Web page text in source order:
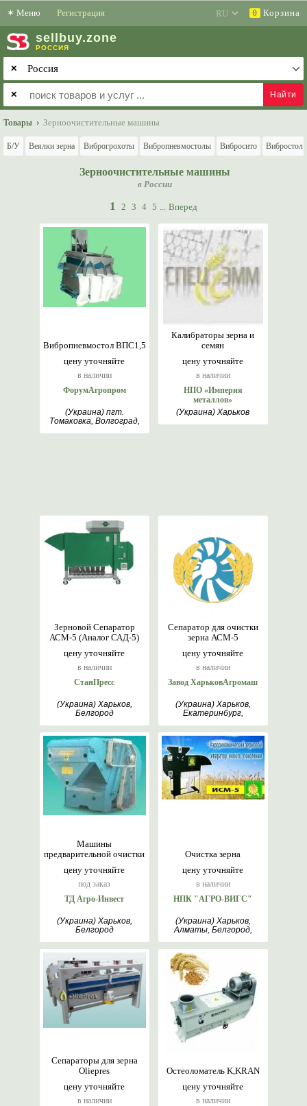
✶ Меню Регистрация 0 Корзина
sell buy.zone
РОССИЯ
✕
✕
Товары › Зерноочистительные машины
Б/У Веялки зерна Виброгрохоты Вибропневмостолы Вибросито Вибростол
Зерноочистительные машины
в России
1 2 3 4 5 ... Вперед
цену уточняйте
в наличии
Вибропневмостол ВПС1,5
ФорумАгропром
(Украина) пгт.
Томаковка, Волгоград,
цену уточняйте
в наличии
Калибраторы зерна и
семян
НПО «Империя
металлов»
(Украина) Харьков
цену уточняйте
в наличии
Зерновой Сепаратор
АСМ-5 (Аналог САД-5)
СтанПресс
(Украина) Харьков,
Белгород
цену уточняйте
в наличии
Сепаратор для очистки
зерна АСМ-5
Завод ХарьковАгромаш
(Украина) Харьков,
Екатеринбург,
цену уточняйте
под заказ
Машины
предварительной очистки
ТД Агро-Инвест
(Украина) Харьков,
Белгород
цену уточняйте
в наличии
Очистка зерна
НПК "АГРО-ВИГС"
(Украина) Харьков,
Алматы, Белгород,
цену уточняйте
в наличии
Сепараторы для зерна
Oliepres
цену уточняйте
в наличии
Остеоломатель K,KRAN